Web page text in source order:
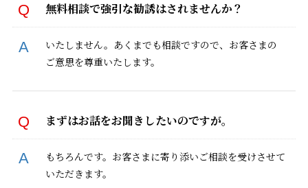
無料相談で強引な勧誘はされませんか？
いたしません。あくまでも相談ですので、お客さまの
ご意思を尊重いたします。
まずはお話をお聞きしたいのですが。
もちろんです。お客さまに寄り添いご相談を受けさせて
いただきます。